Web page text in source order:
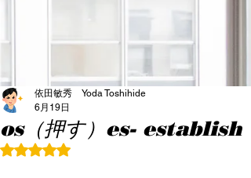
os（押す）es- establish
依田敏秀 Yoda Toshihide
6月19日
5つ星のうちNaNと評価されています。